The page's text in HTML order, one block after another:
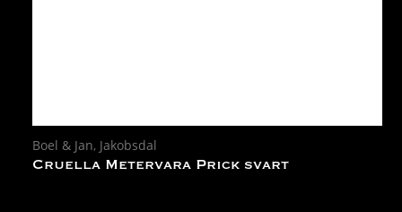
Boel & Jan, Jakobsdal
Cruella Metervara Prick svart